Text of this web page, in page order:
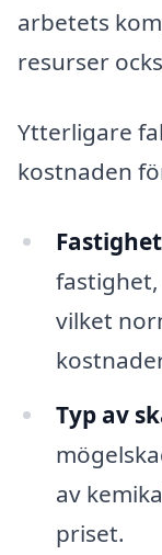
arbetets
resurser
Ytterligare
kostnaden
vilket
Typ av
av
priset.